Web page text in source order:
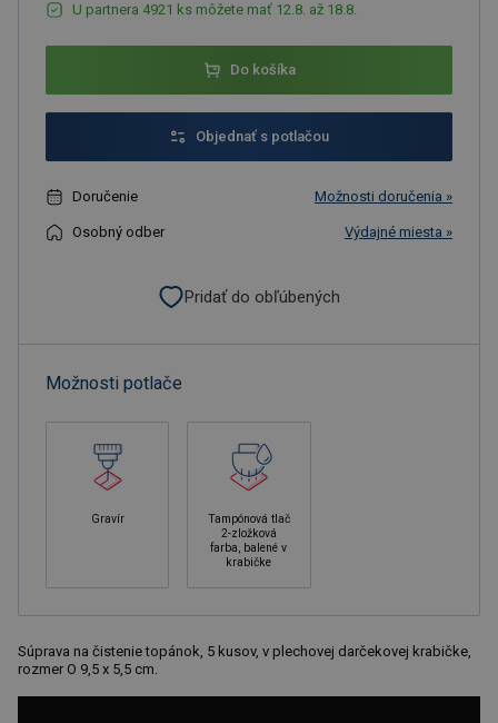
U partnera 4921 ks môžete mať 12.8. až 18.8.
Do košíka
Objednať s potlačou
Doručenie Možnosti doručenia »
Osobný odber Výdajné miesta »
Pridať do obľúbených
Možnosti potlače
Gravír
Tampónová tlač
2-zložková
farba, balené v
krabičke
Súprava na čistenie topánok, 5 kusov, v plechovej darčekovej krabičke,
rozmer O 9,5 x 5,5 cm.